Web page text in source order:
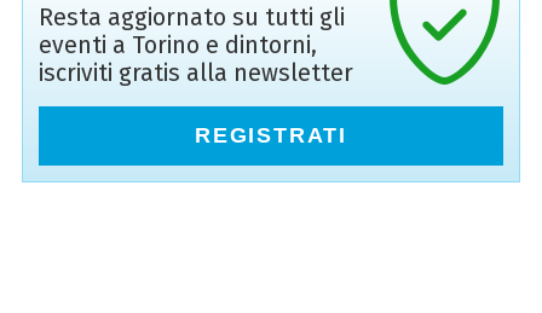
Resta aggiornato su tutti gli
eventi a Torino e dintorni,
iscriviti gratis alla newsletter
REGISTRATI